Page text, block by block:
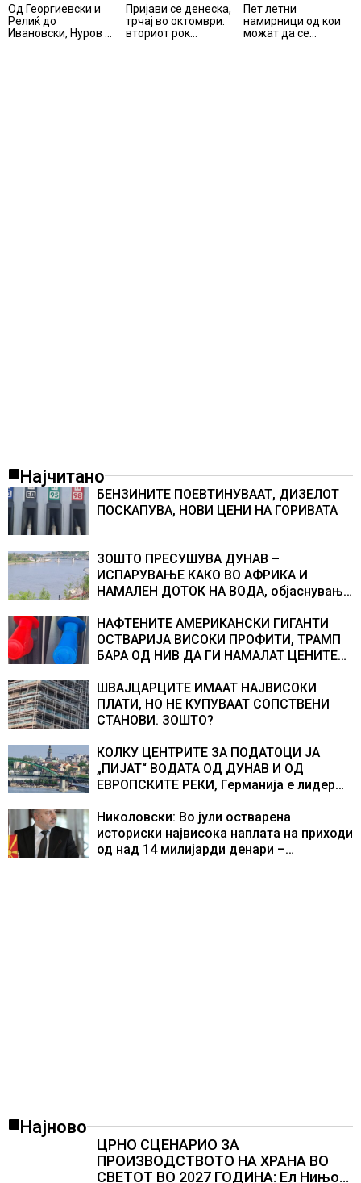
Од Георгиевски и
Релиќ до
Ивановски, Нуров и
Пријави се денеска,
трчај во октомври:
вториот рок
Пет летни
намирници од кои
можат да се
Најчитано
БЕНЗИНИТЕ ПОЕВТИНУВААТ, ДИЗЕЛОТ
ПОСКАПУВА, НОВИ ЦЕНИ НА ГОРИВАТА
ЗОШТО ПРЕСУШУВА ДУНАВ –
ИСПАРУВАЊЕ КАКО ВО АФРИКА И
НАМАЛЕН ДОТОК НА ВОДА, објаснување
НАФТЕНИТЕ АМЕРИКАНСКИ ГИГАНТИ
ОСТВАРИЈА ВИСОКИ ПРОФИТИ, ТРАМП
БАРА ОД НИВ ДА ГИ НАМАЛАТ ЦЕНИТЕ
ШВАЈЦАРЦИТЕ ИМААТ НАЈВИСОКИ
ПЛАТИ, НО НЕ КУПУВААТ СОПСТВЕНИ
СТАНОВИ. ЗОШТО?
КОЛКУ ЦЕНТРИТЕ ЗА ПОДАТОЦИ ЈА
„ПИЈАТ“ ВОДАТА ОД ДУНАВ И ОД
ЕВРОПСКИТЕ РЕКИ, Германија е лидер
центри за податоци
Николовски: Во јули остварена
историски највисока наплата на приходи
од над 14 милијарди денари –
Најново
ЦРНО СЦЕНАРИО ЗА
ПРОИЗВОДСТВОТО НА ХРАНА ВО
СВЕТОТ ВО 2027 ГОДИНА: Ел Нињо